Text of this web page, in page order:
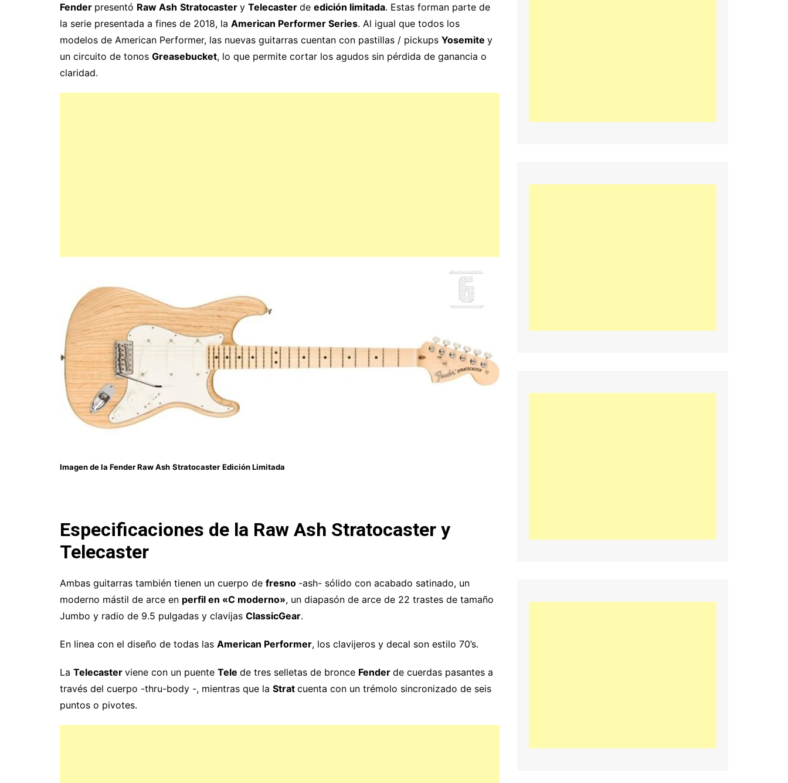
Fender presentó Raw Ash Stratocaster y Telecaster de edición limitada. Estas forman parte de
la serie presentada a fines de 2018, la American Performer Series. Al igual que todos los
modelos de American Performer, las nuevas guitarras cuentan con pastillas / pickups Yosemite y
un circuito de tonos Greasebucket, lo que permite cortar los agudos sin pérdida de ganancia o
claridad.
Imagen de la Fender Raw Ash Stratocaster Edición Limitada
Especificaciones de la Raw Ash Stratocaster y
Telecaster
Ambas guitarras también tienen un cuerpo de fresno -ash- sólido con acabado satinado, un
moderno mástil de arce en perfil en «C moderno», un diapasón de arce de 22 trastes de tamaño
Jumbo y radio de 9.5 pulgadas y clavijas ClassicGear.
En linea con el diseño de todas las American Performer, los clavijeros y decal son estilo 70’s.
La Telecaster viene con un puente Tele de tres selletas de bronce Fender de cuerdas pasantes a
través del cuerpo -thru-body -, mientras que la Strat cuenta con un trémolo sincronizado de seis
puntos o pivotes.